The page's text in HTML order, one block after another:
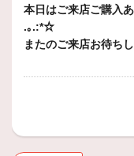
本日はご来店ご購入
.｡.:*☆
またのご来店お待ち